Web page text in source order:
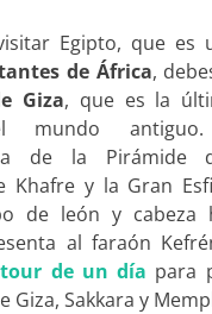
Egipto, que es
de África,
Giza, que es la
mundo
de la Pirámide
Khafre y la Gran
de león y cabeza
al faraón
de un día para
Giza, Sakkara y